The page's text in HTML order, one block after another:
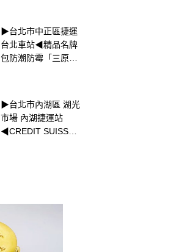
▶台北市中正區捷運
台北車站◀精品名牌
包防潮防霉「三原
▶台北市內湖區 湖光
市場 內湖捷運站
◀CREDIT SUISSE
▶台北市東區 忠孝復
興站 ROLEX勞力士
高價回收◀DAY-
王男錶
▶新北市三重區 捷運
菜寮站◀LOUIS
VUITTON 水波紋EPI